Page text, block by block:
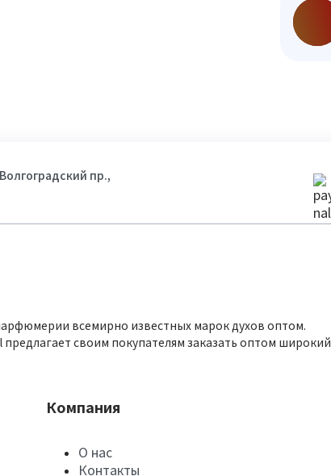
пр.,
всемирно известных марок духов оптом.
своим покупателям заказать оптом широкий
Компания
О нас
Контакты